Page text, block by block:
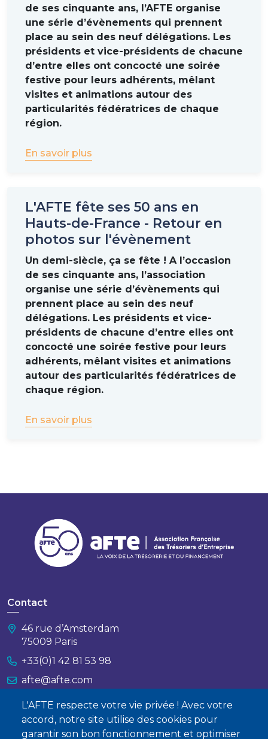
L'AFTE respecte votre vie privée ! Avec votre
accord, notre site utilise des cookies pour
garantir son bon fonctionnement et optimiser
de ses cinquante ans, l’AFTE organise
une série d’évènements qui prennent
place au sein des neuf délégations. Les
présidents et vice-présidents de chacune
d’entre elles ont concocté une soirée
festive pour leurs adhérents, mêlant
visites et animations autour des
particularités fédératrices de chaque
région.
En savoir plus
L'AFTE fête ses 50 ans en
Hauts-de-France - Retour en
photos sur l'évènement
Un demi-siècle, ça se fête ! A l’occasion
de ses cinquante ans, l’association
organise une série d’évènements qui
prennent place au sein des neuf
délégations. Les présidents et vice-
présidents de chacune d’entre elles ont
concocté une soirée festive pour leurs
adhérents, mêlant visites et animations
autour des particularités fédératrices de
chaque région.
En savoir plus
Contact
46 rue d’Amsterdam
75009 Paris
+33(0)1 42 81 53 98
afte@afte.com
Nous contacter